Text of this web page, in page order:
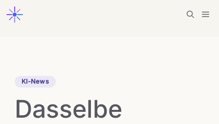
Zum
Inhalt
KI-News
Dasselbe